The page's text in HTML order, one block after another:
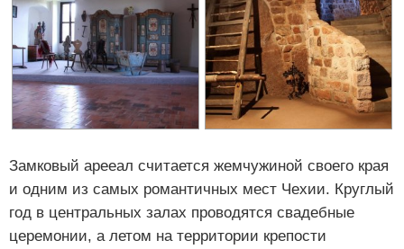
Замковый арееал считается жемчужиной своего края
и одним из самых романтичных мест Чехии. Круглый
год в центральных залах проводятся свадебные
церемонии, а летом на территории крепости